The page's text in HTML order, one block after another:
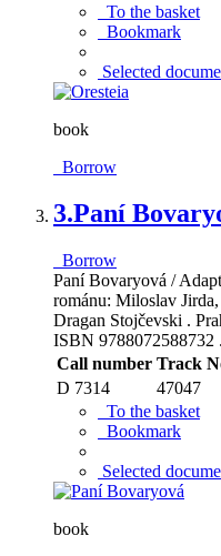
To the basket
Bookmark
Selected
book
Borrow
3.Paní
Borrow
Paní Bovaryová /
románu: Miloslav
Dragan Stojčevski .
ISBN 9788072588732
Call number Track
D 7314
47047
To the basket
Bookmark
Selected
book